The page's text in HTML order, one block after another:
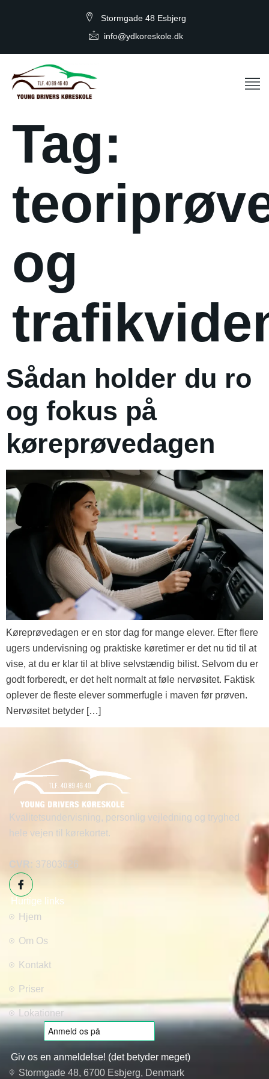
Stormgade 48 Esbjerg
info@ydkoreskole.dk
Tag:
og
Sådan holder du ro
og fokus på
køreprøvedagen
Køreprøvedagen er en stor dag for mange elever. Efter flere
ugers undervisning og praktiske køretimer er det nu tid til at
vise, at du er klar til at blive selvstændig bilist. Selvom du er
godt forberedt, er det helt normalt at føle nervøsitet. Faktisk
oplever de fleste elever sommerfugle i maven før prøven.
Nervøsitet betyder […]
Kvalitetsundervisning, personlig vejledning og tryghed
hele vejen til kørekortet.
CVR: 37803626
Hurtige links
Hjem
Om Os
Kontakt
Priser
Lokationer
Giv os en anmeldelse! (det betyder meget)
Stormgade 48, 6700 Esbjerg, Denmark